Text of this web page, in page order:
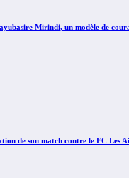
Mirindi, un modèle de
de son match contre le FC Les